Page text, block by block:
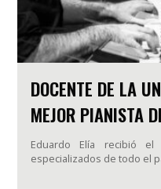
DOCENTE DE LA
MEJOR PIANISTA
Eduardo Elía recibió el
especializados de todo el